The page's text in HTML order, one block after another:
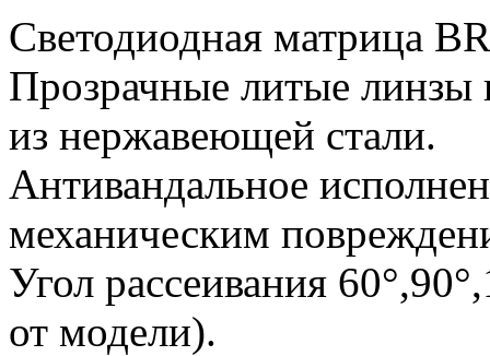
Светодиодная матрица
Прозрачные литые линзы
из нержавеющей стали.
Антивандальное
механическим
Угол рассеивания
от модели).